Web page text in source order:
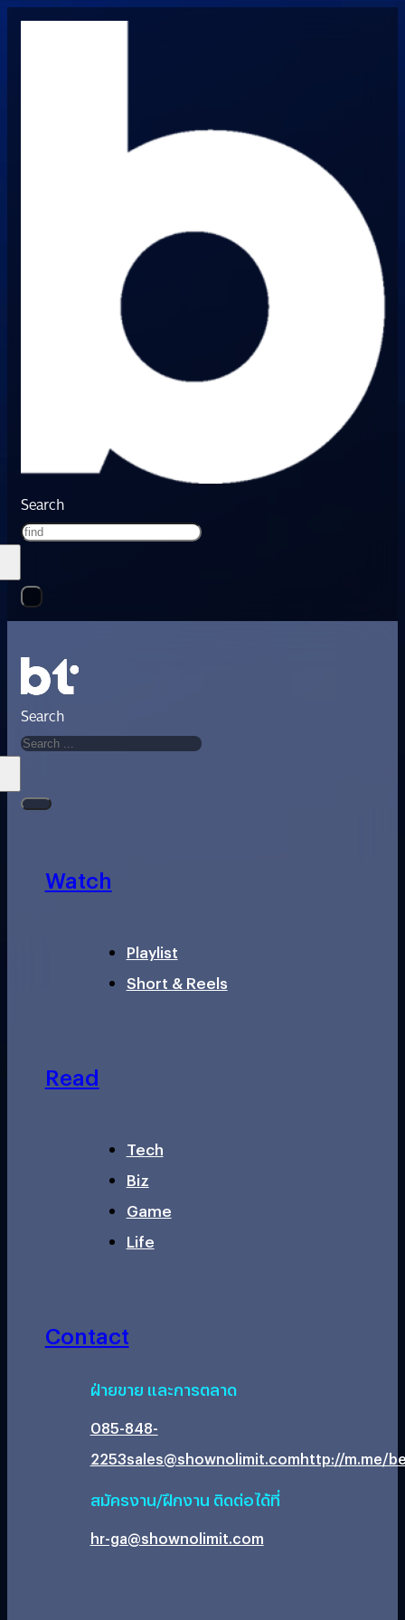
Search
Search
Watch
Playlist
Short & Reels
Read
Tech
Biz
Game
Life
Contact
ฝ่ายขาย และการตลาด
085-848-
2253sales@shownolimit.comhttp://m.me/
สมัครงาน/ฝึกงาน ติดต่อได้ที่
hr-ga@shownolimit.com